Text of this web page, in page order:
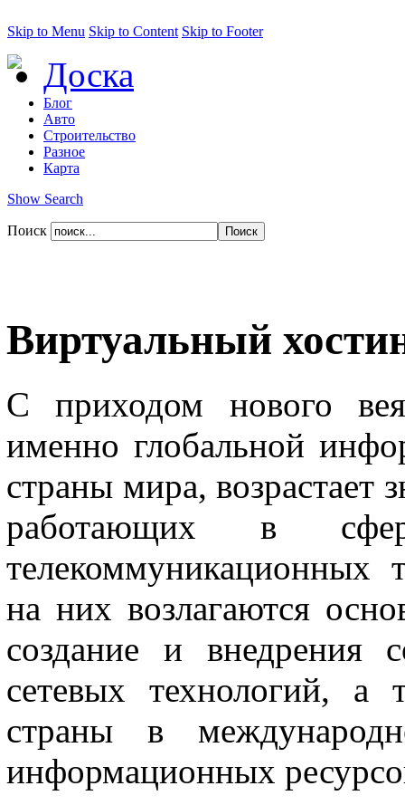
Skip to Menu Skip to Content Skip to Footer
Доска
Блог
Авто
Строительство
Разное
Карта
Show Search
Поиск
Виртуальный
С приходом нового
именно глобальной
страны мира, возрастает
работающих в
телекоммуникационных
на них возлагаются
создание и внедрения
сетевых технологий,
страны в
информационных